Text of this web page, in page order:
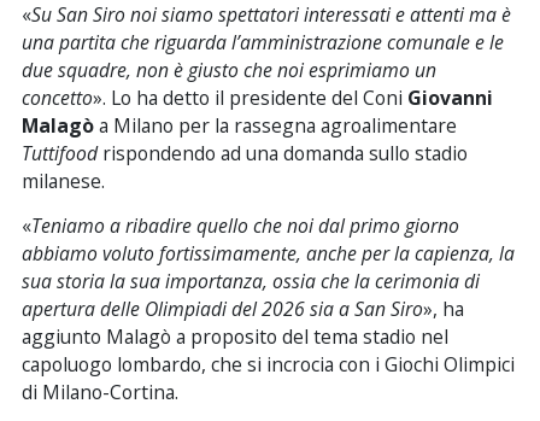
«Su San Siro noi siamo spettatori interessati e attenti ma è
una partita che riguarda l’amministrazione comunale e le
due squadre, non è giusto che noi esprimiamo un
concetto». Lo ha detto il presidente del Coni Giovanni
Malagòa Milano per la rassegna agroalimentare
Tuttifoodrispondendo ad una domanda sullo stadio
milanese.
«Teniamo a ribadire quello che noi dal primo giorno
abbiamo voluto fortissimamente, anche per la capienza, la
sua storia la sua importanza, ossia che la cerimonia di
apertura delle Olimpiadi del 2026 sia a San Siro», ha
aggiunto Malagò a proposito del tema stadio nel
capoluogo lombardo, che si incrocia con i Giochi Olimpici
di Milano-Cortina.